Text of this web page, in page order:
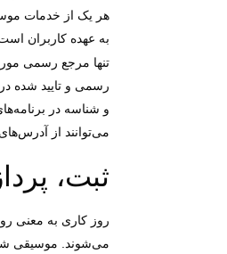
هر یک از خدمات
به عهده کاربران
تنها مرجع رسمی
رسمی و تایید شده
و شناسه در
می‏‌توانند از
ثبت،
روز کاری به معنی
می‌‏شوند. موسیقی شباهنگ به مشتریان خود در